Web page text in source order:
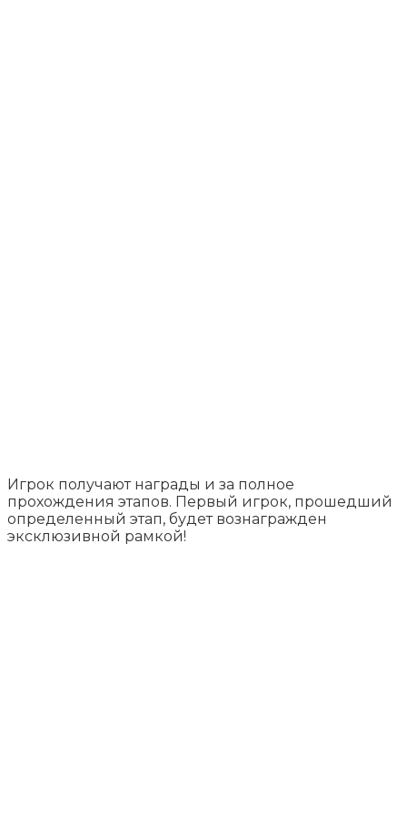
Игрок получают награды и за полное
прохождения этапов. Первый игрок, прошедший
определенный этап, будет вознагражден
эксклюзивной рамкой!